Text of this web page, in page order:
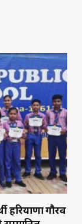
हरियाणा गौरव